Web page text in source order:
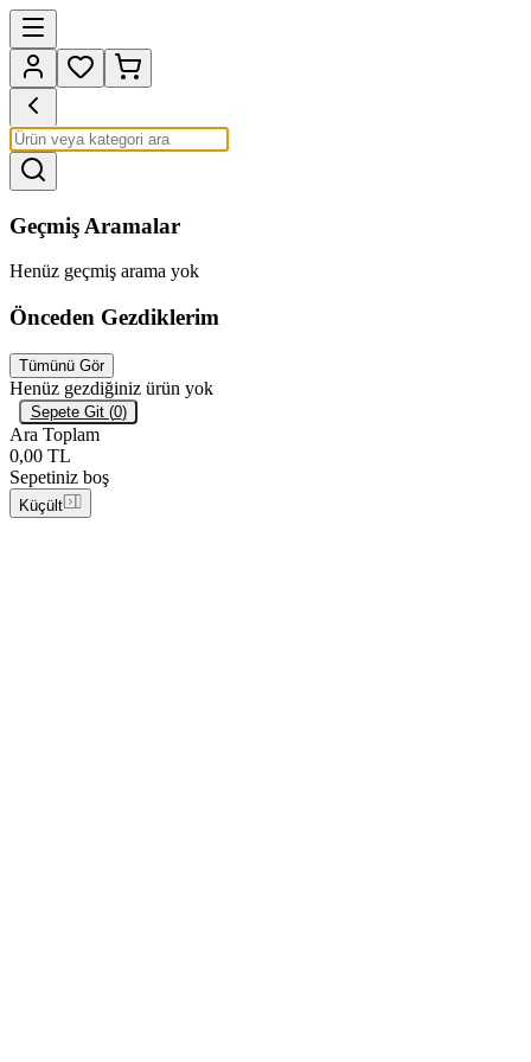
Geçmiş Aramalar
Henüz geçmiş arama yok
Önceden Gezdiklerim
Tümünü Gör
Henüz gezdiğiniz ürün yok
Sepete Git (0)
Ara Toplam
0,00 TL
Sepetiniz boş
Küçült